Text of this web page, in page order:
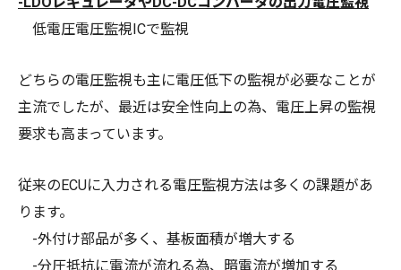
低電圧電圧監視ICで監視
どちらの電圧監視も主に電圧低下の監視が必要なことが
主流でしたが、最近は安全性向上の為、電圧上昇の監視
要求も高まっています。
従来のECUに入力される電圧監視方法は多くの課題があ
ります。
-外付け部品が多く、基板面積が増大する
-分圧抵抗に電流が流れる為、暗電流が増加する